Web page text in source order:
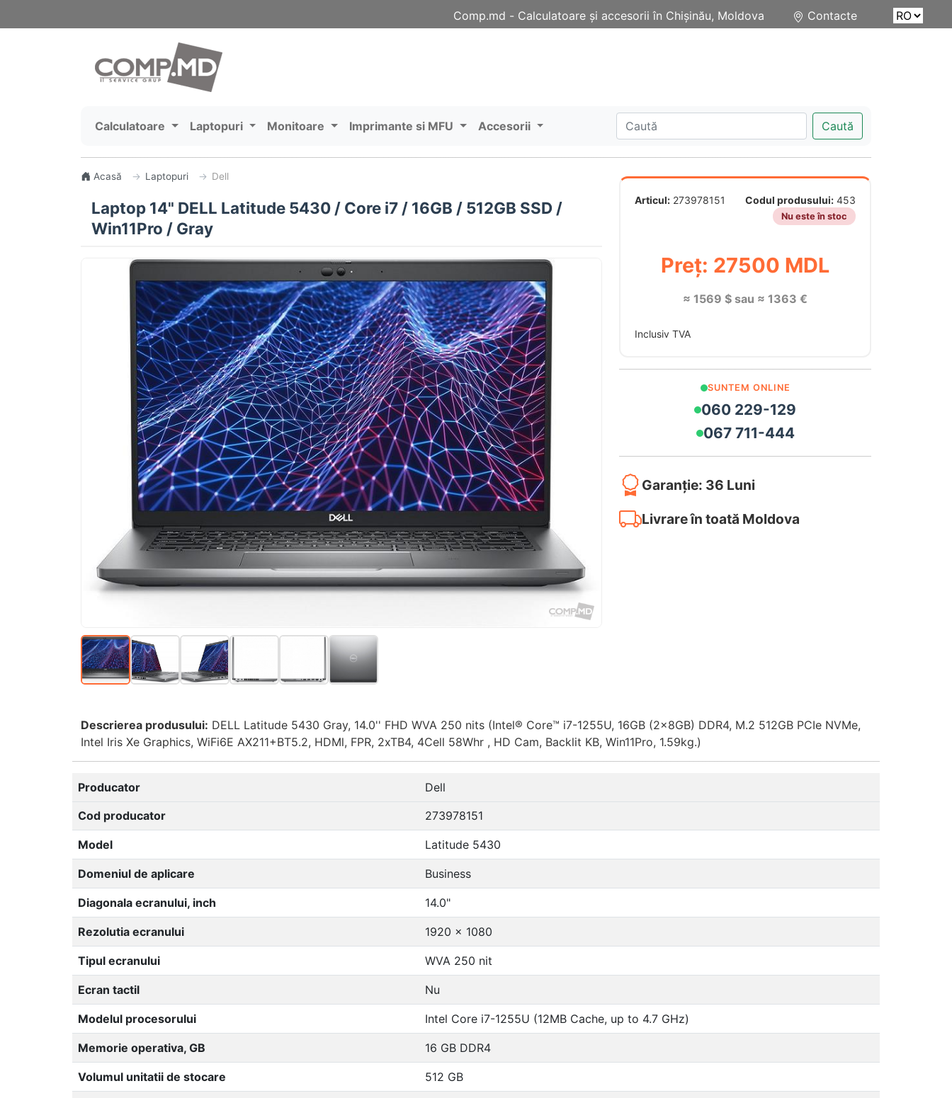
Contacte
Comp.md - Сalculatoare și accesorii în Chișinău, Moldova
Calculatoare Laptopuri Monitoare Imprimante si MFU Accesorii Caută
Acasă Laptopuri Dell
Laptop 14" DELL Latitude 5430 / Core i7 / 16GB / 512GB SSD /
Win11Pro / Gray
Articul: 273978151 Codul produsului: 453
Nu este în stoc
Preț: 27500 MDL
≈ 1569 $ sau ≈ 1363 €
Inclusiv TVA
SUNTEM ONLINE
060 229-129
067 711-444
Garanție: 36 Luni
Livrare în toată Moldova
Descrierea produsului: DELL Latitude 5430 Gray, 14.0'' FHD WVA 250 nits (Intel® Core™ i7-1255U, 16GB (2x8GB) DDR4, M.2 512GB PCIe NVMe,
Intel Iris Xe Graphics, WiFi6E AX211+BT5.2, HDMl, FPR, 2xTB4, 4Cell 58Whr , HD Cam, Backlit KB, Win11Pro, 1.59kg.)
Producator
Dell
Cod producator
273978151
Model Latitude 5430
Domeniul de aplicare Business
Diagonala ecranului, inch 14.0"
Rezolutia ecranului 1920 x 1080
Tipul ecranului WVA 250 nit
Ecran tactil Nu
Modelul procesorului Intel Core i7-1255U (12MB Cache, up to 4.7 GHz)
Memorie operativa, GB 16 GB DDR4
Volumul unitatii de stocare 512 GB